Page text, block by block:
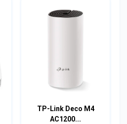
TP-Link Deco M4
AC1200...